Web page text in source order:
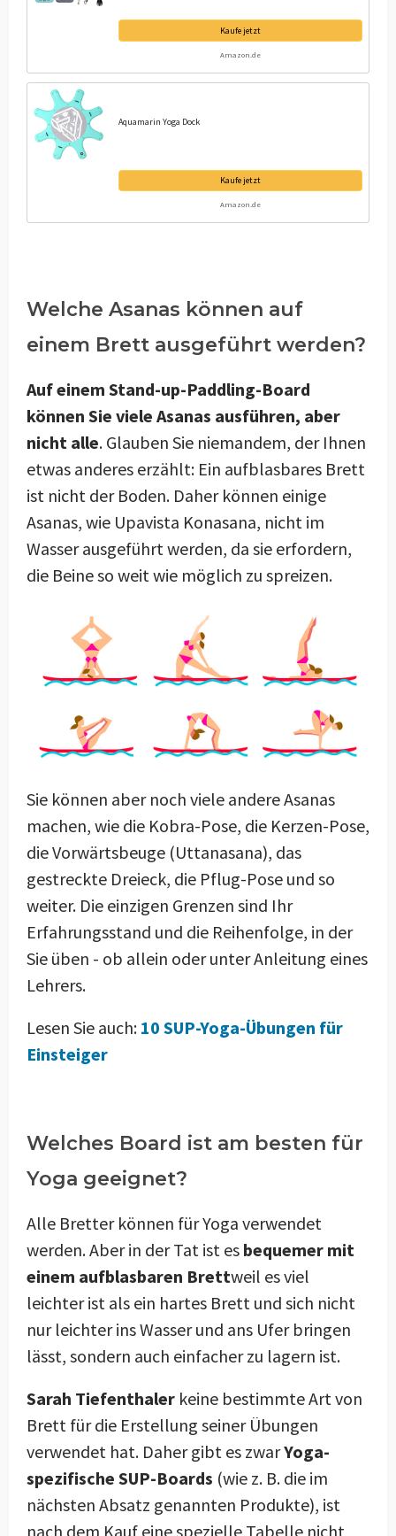
Kaufe jetzt
Amazon.de
Aquamarin Yoga Dock
Kaufe jetzt
Amazon.de
Welche Asanas können auf
einem Brett ausgeführt werden?
Auf einem Stand-up-Paddling-Board
können Sie viele Asanas ausführen, aber
nicht alle. Glauben Sie niemandem, der Ihnen
etwas anderes erzählt: Ein aufblasbares Brett
ist nicht der Boden. Daher können einige
Asanas, wie Upavista Konasana, nicht im
Wasser ausgeführt werden, da sie erfordern,
die Beine so weit wie möglich zu spreizen.
Sie können aber noch viele andere Asanas
machen, wie die Kobra-Pose, die Kerzen-Pose,
die Vorwärtsbeuge (Uttanasana), das
gestreckte Dreieck, die Pflug-Pose und so
weiter. Die einzigen Grenzen sind Ihr
Erfahrungsstand und die Reihenfolge, in der
Sie üben - ob allein oder unter Anleitung eines
Lehrers.
Lesen Sie auch: 10 SUP-Yoga-Übungen für
Einsteiger
Welches Board ist am besten für
Yoga geeignet?
Alle Bretter können für Yoga verwendet
werden. Aber in der Tat ist es bequemer mit
einem aufblasbaren Brettweil es viel
leichter ist als ein hartes Brett und sich nicht
nur leichter ins Wasser und ans Ufer bringen
lässt, sondern auch einfacher zu lagern ist.
Sarah Tiefenthaler keine bestimmte Art von
Brett für die Erstellung seiner Übungen
verwendet hat. Daher gibt es zwarYoga-
spezifische SUP-Boards (wie z. B. die im
nächsten Absatz genannten Produkte), ist
nach dem Kauf eine spezielle Tabelle nicht